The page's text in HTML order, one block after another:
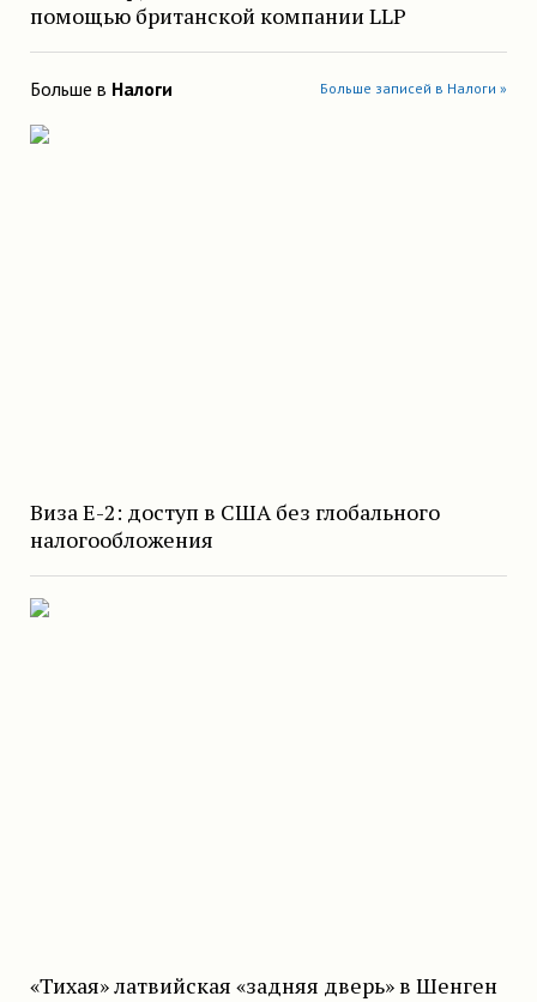
помощью британской компании LLP
Больше в Налоги Больше записей в Налоги »
Виза E-2: доступ в США без глобального
налогообложения
«Тихая» латвийская «задняя дверь» в Шенген